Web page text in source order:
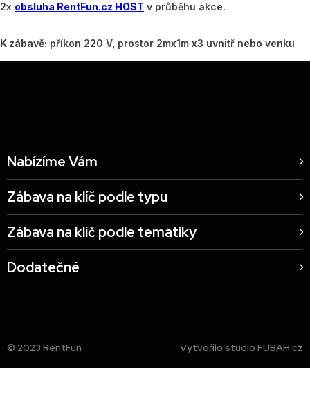
2x obsluha RentFun.cz HOST v průběhu akce.
K zábavě: příkon 220 V, prostor 2mx1m x3 uvnitř nebo venku
Nabízíme Vám
Zábava na klíč podle typu
Zábava na klíč podle tematiky
Dodatečné
© 2023 RentFun Vytvořilo studio FUBAH.cz